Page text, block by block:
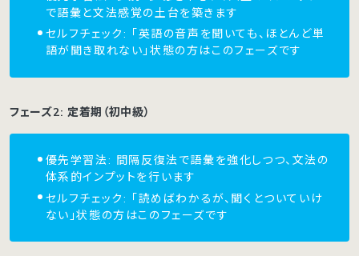
で語彙と文法感覚の土台を築きます
セルフチェック: 「英語の音声を聞いても、ほとんど単
語が聞き取れない」状態の方はこのフェーズです
フェーズ2: 定着期（初中級）
優先学習法: 間隔反復法で語彙を強化しつつ、文法の
体系的インプットを行います
セルフチェック: 「読めばわかるが、聞くとついていけ
ない」状態の方はこのフェーズです